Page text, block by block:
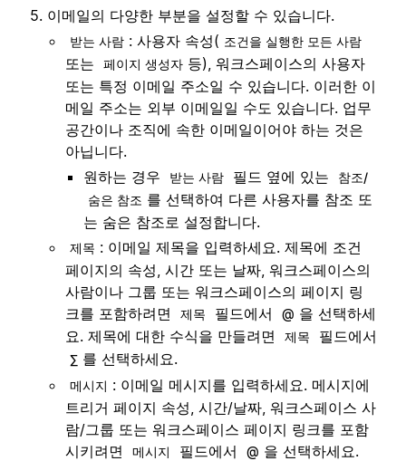
이메일의 다양한 부분을 설정할 수 있습니다.
받는 사람 : 사용자 속성( 조건을 실행한 모든 사람
또는 페이지 생성자 등), 워크스페이스의 사용자
또는 특정 이메일 주소일 수 있습니다. 이러한 이
메일 주소는 외부 이메일일 수도 있습니다. 업무
공간이나 조직에 속한 이메일이어야 하는 것은
아닙니다.
원하는 경우
받는 사람 필드 옆에 있는
참조/
숨은 참조 를 선택하여 다른 사용자를 참조 또
는 숨은 참조로 설정합니다.
제목 : 이메일 제목을 입력하세요. 제목에 조건
페이지의 속성, 시간 또는 날짜, 워크스페이스의
사람이나 그룹 또는 워크스페이스의 페이지 링
크를 포함하려면
제목 필드에서 @ 을 선택하세
요. 제목에 대한 수식을 만들려면
제목 필드에서
∑ 를 선택하세요.
메시지 : 이메일 메시지를 입력하세요. 메시지에
트리거 페이지 속성, 시간/날짜, 워크스페이스 사
람/그룹 또는 워크스페이스 페이지 링크를 포함
시키려면
메시지 필드에서 @ 을 선택하세요.